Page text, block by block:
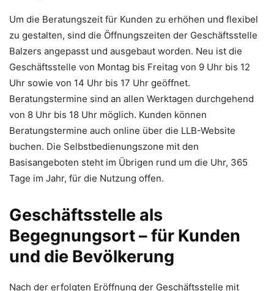
Um die Beratungszeit für Kunden zu erhöhen und flexibel
zu gestalten, sind die Öffnungszeiten der Geschäftsstelle
Balzers angepasst und ausgebaut worden. Neu ist die
Geschäftsstelle von Montag bis Freitag von 9 Uhr bis 12
Uhr sowie von 14 Uhr bis 17 Uhr geöffnet.
Beratungstermine sind an allen Werktagen durchgehend
von 8 Uhr bis 18 Uhr möglich. Kunden können
Beratungstermine auch online über die LLB-Website
buchen. Die Selbstbedienungszone mit den
Basisangeboten steht im Übrigen rund um die Uhr, 365
Tage im Jahr, für die Nutzung offen.
Geschäftsstelle als
Begegnungsort – für Kunden
und die Bevölkerung
Nach der erfolgten Eröffnung der Geschäftsstelle mit